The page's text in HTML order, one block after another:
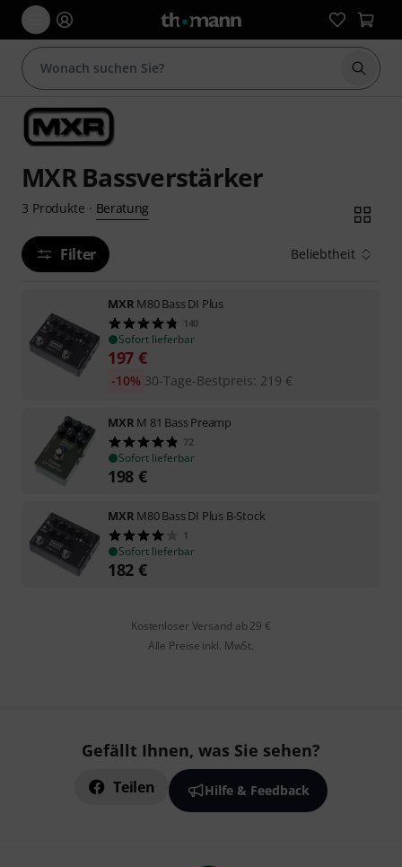
Suche
MXR Bassverstärker
3 Produkte · Beratung
Filter Beliebtheit
MXR M80 Bass DI Plus
140
Sofort lieferbar
197 €
30-Tage-Bestpreis: 219 €
-10%
MXR M 81 Bass Preamp
72
Sofort lieferbar
198 €
MXR M80 Bass DI Plus B-Stock
1
Sofort lieferbar
182 €
Kostenloser Versand ab 29 €
Alle Preise inkl. MwSt.
Gefällt Ihnen, was Sie sehen?
Teilen Hilfe & Feedback